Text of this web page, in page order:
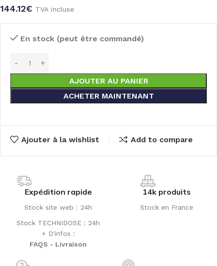
144.12€ TVA incluse
En stock (peut être commandé)
AJOUTER AU PANIER
ACHETER MAINTENANT
Ajouter à la wishlist Add to compare
Expédition rapide
Stock site web : 24h
Stock TECHNIDOSE : 24h
+ D'infos :
FAQS - Livraison
14k produits
Stock en France